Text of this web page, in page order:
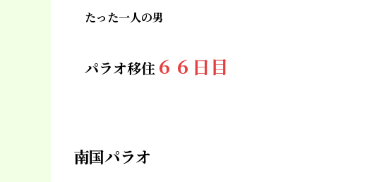
たった一人の男
パラオ移住 ６６ 日目
南国パラオ